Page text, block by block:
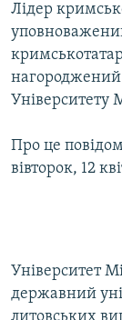
Усі сайти
Лідер
нагороджений
Університету
Про це
вівторок, 12
Університет
державний